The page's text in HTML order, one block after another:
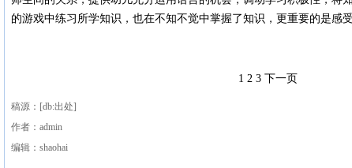
的游戏中练习所学知识，也在不知不觉中掌握了知识，更重要的是感
1 2 3 下一页
稿源：[db:出处]
作者：admin
编辑：shaohai